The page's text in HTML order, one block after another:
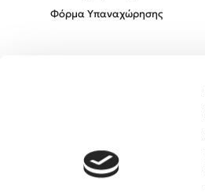
Φόρμα Υπαναχώρησης